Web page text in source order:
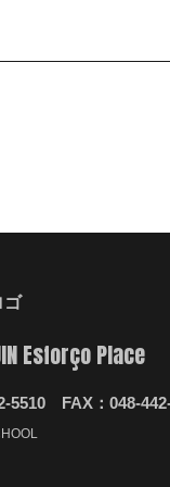
Esforço Place
5510 FAX：048-